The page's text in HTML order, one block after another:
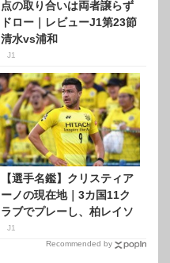
点の取り合いは両者譲らず
ドロー｜レビューJ1第23節
清水vs浦和
J1
【選手名鑑】クリスティア
ーノの現在地｜3カ国11ク
ラブでプレーし、柏レイソ
ルで輝くブラジル人ストラ
J1
Recommended by